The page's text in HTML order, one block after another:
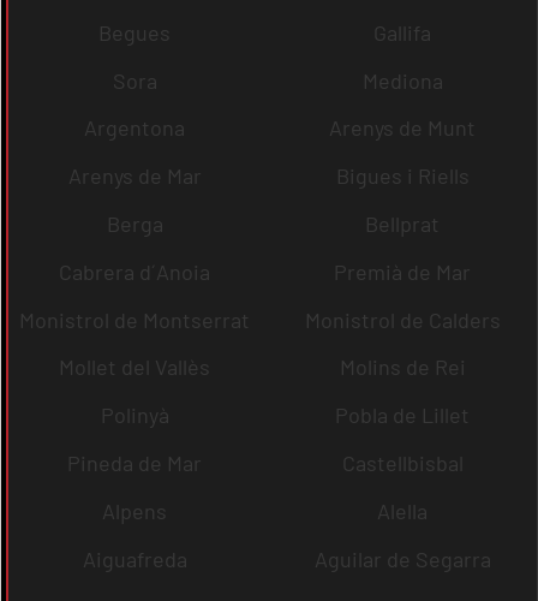
Begues
Gallifa
Sora
Mediona
Argentona
Arenys de Munt
Arenys de Mar
Bigues i Riells
Berga
Bellprat
Cabrera d´Anoia
Premià de Mar
Monistrol de Montserrat
Monistrol de Calders
Mollet del Vallès
Molins de Rei
Polinyà
Pobla de Lillet
Pineda de Mar
Castellbisbal
Alpens
Alella
Aiguafreda
Aguilar de Segarra